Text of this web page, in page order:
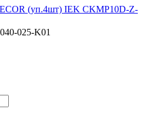
(уп.4шт) IEK CKMP10D-Z-
025-K01